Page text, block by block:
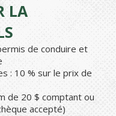
LA
de conduire et
: 10 % sur le prix de
de 20 $ comptant ou
accepté)